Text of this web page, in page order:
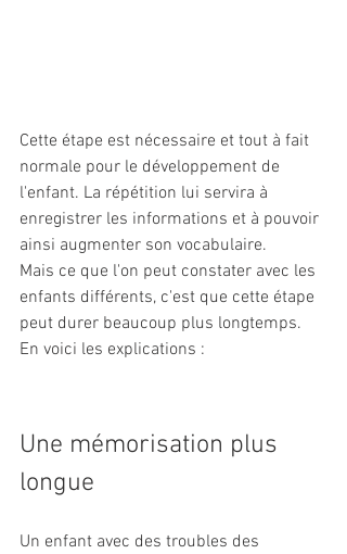
Cette étape est nécessaire et tout à fait
normale pour le développement de
l'enfant. La répétition lui servira à
enregistrer les informations et à pouvoir
ainsi augmenter son vocabulaire.
Mais ce que l'on peut constater avec les
enfants différents, c'est que cette étape
peut durer beaucoup plus longtemps.
En voici les explications :
Une mémorisation plus
longue
Un enfant avec des troubles des